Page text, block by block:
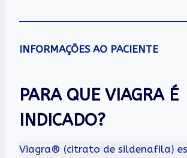
INFORMAÇÕES AO PACIENTE
PARA QUE VIAGRA É
INDICADO?
Viagra® (citrato de sildenafila)